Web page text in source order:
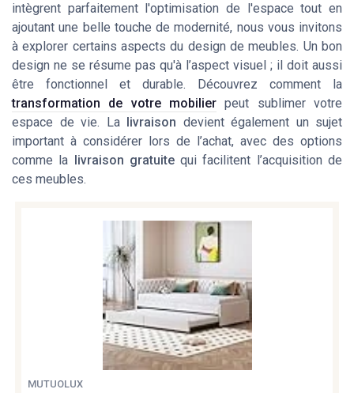
intègrent parfaitement l'optimisation de l'espace tout en
ajoutant une belle touche de modernité, nous vous invitons
à explorer certains aspects du design de meubles. Un bon
design ne se résume pas qu'à l’aspect visuel ; il doit aussi
être fonctionnel et durable. Découvrez comment la
transformation de votre mobilier peut sublimer votre
espace de vie. La livraison devient également un sujet
important à considérer lors de l’achat, avec des options
comme la livraison gratuitequi facilitent l’acquisition de
ces meubles.
MUTUOLUX